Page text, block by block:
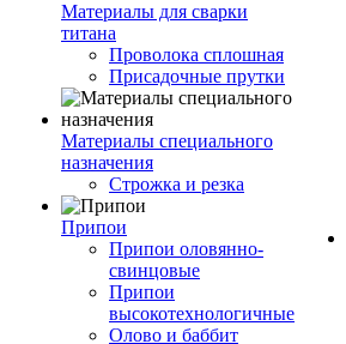
Материалы для сварки
титана
Проволока сплошная
Присадочные прутки
Материалы специального
назначения
Строжка и резка
Припои
Припои оловянно-
свинцовые
Припои
высокотехнологичные
Олово и баббит